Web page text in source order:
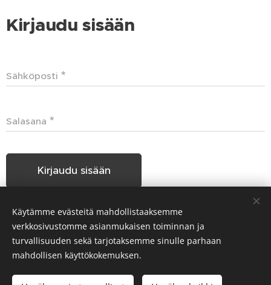
Kirjaudu sisään
Sähköposti
Salasana
Kirjaudu sisään
Unohditko salasanasi?
Hakunilan Seudun Koiraharrastajat HSKH ry
Käytämme evästeitä mahdollistaaksemme
verkkosivustomme asianmukaisen toiminnan ja
turvallisuuden sekä tarjotaksemme sinulle parhaan
mahdollisen käyttökokemuksen.